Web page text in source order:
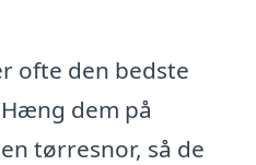
ofte den bedste
dem på
tørresnor, så de